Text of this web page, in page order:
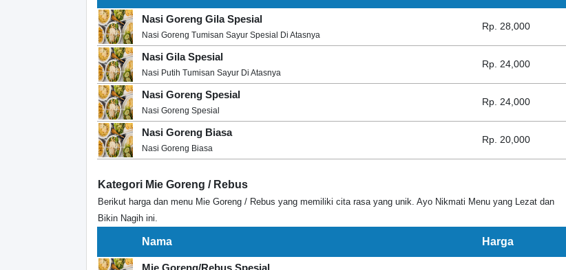
Nasi Goreng Gila Spesial
Nasi Goreng Tumisan Sayur Spesial Di Atasnya
Rp. 28,000
Nasi Gila Spesial
Nasi Putih Tumisan Sayur Di Atasnya
Rp. 24,000
Nasi Goreng Spesial
Nasi Goreng Spesial
Rp. 24,000
Nasi Goreng Biasa
Nasi Goreng Biasa
Rp. 20,000
Kategori Mie Goreng / Rebus
Berikut harga dan menu Mie Goreng / Rebus yang memiliki cita rasa yang unik. Ayo Nikmati Menu yang Lezat dan
Bikin Nagih ini.
Nama Harga
Mie Goreng/Rebus Spesial